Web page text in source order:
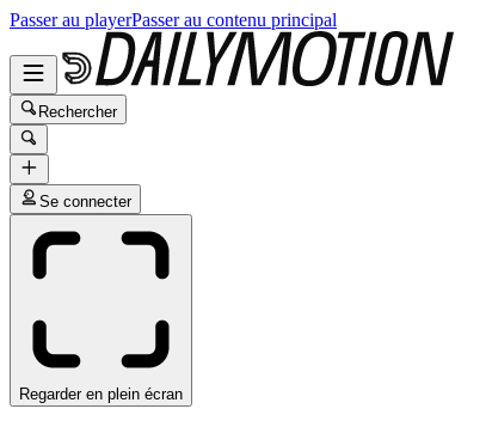
Passer au playerPasser au contenu principal
Rechercher
Se connecter
Regarder en plein écran